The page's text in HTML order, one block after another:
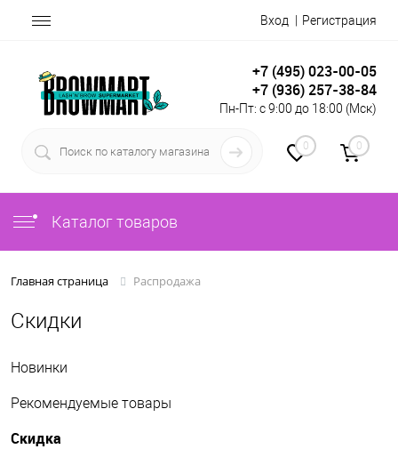
Вход Регистрация
+7 (495) 023-00-05
+7 (936) 257-38-84
Пн-Пт: с 9:00 до 18:00 (Мск)
0 0
Каталог товаров
Главная страница Распродажа
Скидки
Новинки
Рекомендуемые товары
Скидка